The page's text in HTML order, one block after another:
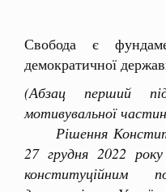
Свобода є
демократичної
(Абзац перший
мотивувальної
Рішення
27 грудня 2022
конституційним